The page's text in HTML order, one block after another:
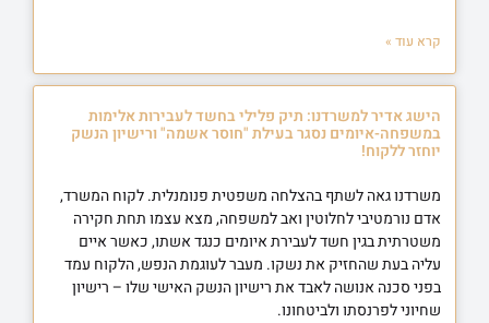
קרא עוד »
הישג אדיר למשרדנו: תיק פלילי בחשד לעבירות אלימות
במשפחה-איומים נסגר בעילת "חוסר אשמה" ורישיון הנשק
יוחזר ללקוח!
משרדנו גאה לשתף בהצלחה משפטית פנומנלית. לקוח המשרד,
אדם נורמטיבי לחלוטין ואב למשפחה, מצא עצמו תחת חקירה
משטרתית בגין חשד לעבירת איומים כנגד אשתו, כאשר איים
עליה בעת שהחזיק את נשקו. מעבר לעוגמת הנפש, הלקוח עמד
בפני סכנה אנושה לאבד את רישיון הנשק האישי שלו – רישיון
שחיוני לפרנסתו ולביטחונו.